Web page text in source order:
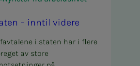
– inn­­­­­til vi­­­de­­­re
i staten har i flere
av store